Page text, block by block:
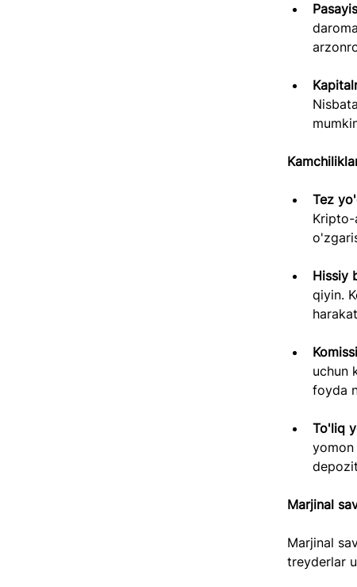
Tez
Hissiy
qiyin.
uchun
foyda
To'liq
yomon
Marjinal
Marjinal
treyderlar